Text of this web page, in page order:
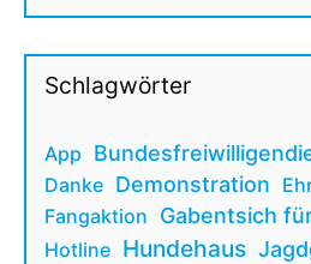
Schlagwörter
App
Danke Demonstration
Fangaktion Gabentsich
Hotline Hundehaus